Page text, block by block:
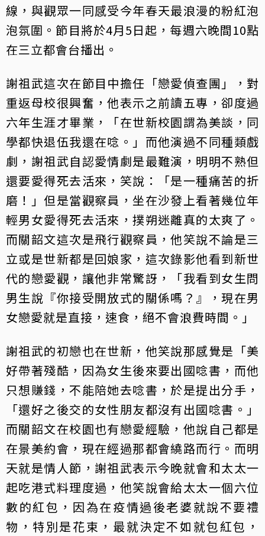
線，與觀眾一同感受今年春天最浪漫的粉紅泡
泡氛圍。節目將於4月5日起，每週六晚間10點
在三立都會台播出。
謝祖武這次在節目中擔任「戀愛偵查團」，對
重返母校很興奮，他表示之前讀五專，卻度過
六年生涯才畢業，「在世新校園謂為美談，同
學都快退伍我還在唸。」而他演過不同種類戲
劇，謝祖武自認愛情劇是最難演，明明不熟但
還要愛得死去活來，笑說：「是一種痛苦的折
磨！」但是當觀察員，坐在沙發上看著幾位年
輕男女愛得死去活來，撲朔迷離真的太爽了。
而關韶文這次是飛行觀察員，他笑說不論是三
立或是世新都是回娘家，這次錄影他看到新世
代的戀愛觀，讓他非常驚訝，「我看到女生問
男生說『你接受開放式的關係嗎？』，現在男
女戀愛就是直接，速食，絕不會浪費時間。」
謝祖武的初戀也在世新，他笑說那感覺是「美
好帶著殘酷，因為女生後來要出國唸書，而他
只想賺錢，不能陪她去唸書，於是提出分手，
「還好之後交的女性朋友都沒有出國唸書。」
而關韶文在校園也有戀愛經驗，他說自己都是
在景美約會，現在經過那都會繞路而行。而明
天就是情人節，謝祖武表示今晚就會和太太一
起吃港式料理度過，他笑說會給太太一個六位
數的紅包，因為在疫情過後老婆就說不要禮
物，特別是花束，最就決定不如就包紅包，